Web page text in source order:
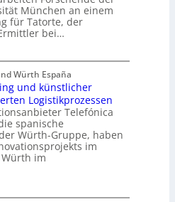
München an einem
für Tatorte, der
bei…
Würth España
und künstlicher
Logistikprozessen
Telefónica
spanische
Würth-Gruppe, haben
im
im